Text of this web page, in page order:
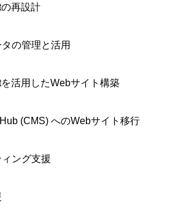
再設計
の管理と活用
活用したWebサイト構築
(CMS) へのWebサイト移行
ング支援